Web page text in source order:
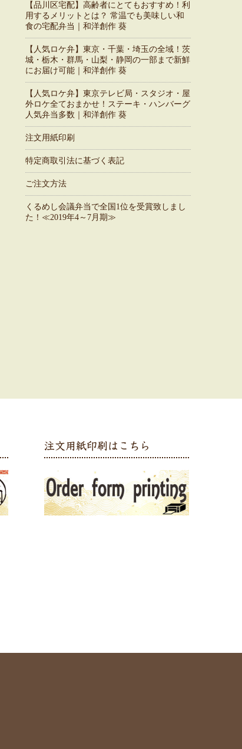
【品川区宅配】高齢者にとてもおすすめ！利
用するメリットとは？ 常温でも美味しい和
食の宅配弁当｜和洋創作 葵
【人気ロケ弁】東京・千葉・埼玉の全域！茨
城・栃木・群馬・山梨・静岡の一部まで新鮮
にお届け可能｜和洋創作 葵
【人気ロケ弁】東京テレビ局・スタジオ・屋
外ロケ全ておまかせ！ステーキ・ハンバーグ
人気弁当多数｜和洋創作 葵
注文用紙印刷
特定商取引法に基づく表記
ご注文方法
くるめし会議弁当で全国1位を受賞致しまし
た！≪2019年4～7月期≫
注文用紙印刷はこちら